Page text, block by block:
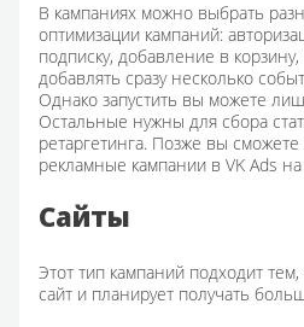
В кампаниях можно выбрать
оптимизации кампаний:
подписку, добавление в корзину,
добавлять сразу несколько
Однако запустить вы можете
Остальные нужны для сбора
ретаргетинга. Позже вы сможете
рекламные кампании в VK Ads
Сайты
Этот тип кампаний подходит
сайт и планирует получать